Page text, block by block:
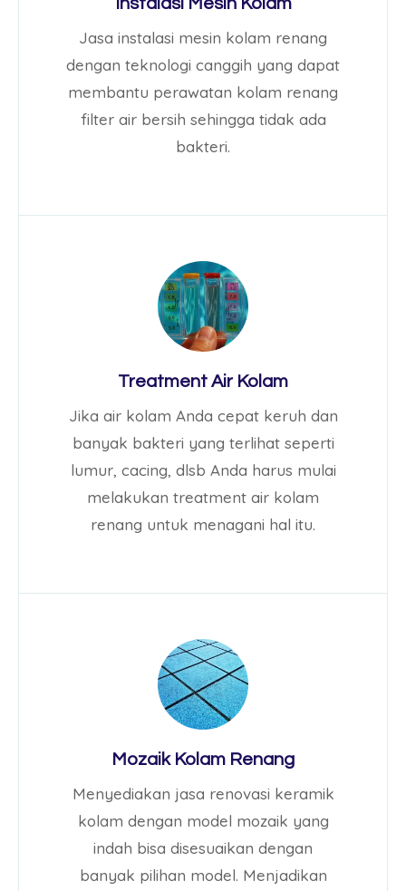
Jasa instalasi mesin kolam renang
dengan teknologi canggih yang dapat
membantu perawatan kolam renang
filter air bersih sehingga tidak ada
bakteri.
Treatment Air Kolam
Jika air kolam Anda cepat keruh dan
banyak bakteri yang terlihat seperti
lumur, cacing, dlsb Anda harus mulai
melakukan treatment air kolam
renang untuk menagani hal itu.
Mozaik Kolam Renang
Menyediakan jasa renovasi keramik
kolam dengan model mozaik yang
indah bisa disesuaikan dengan
banyak pilihan model. Menjadikan